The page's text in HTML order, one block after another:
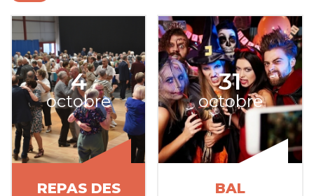
4
octobre
REPAS DES
31
octobre
BAL